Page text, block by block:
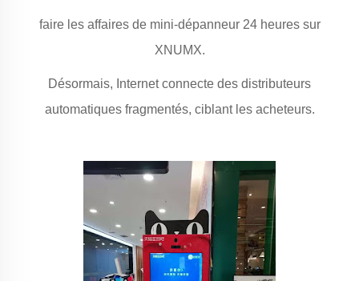
faire les affaires de mini-dépanneur 24 heures sur
XNUMX.
Désormais, Internet connecte des distributeurs
automatiques fragmentés, ciblant les acheteurs.